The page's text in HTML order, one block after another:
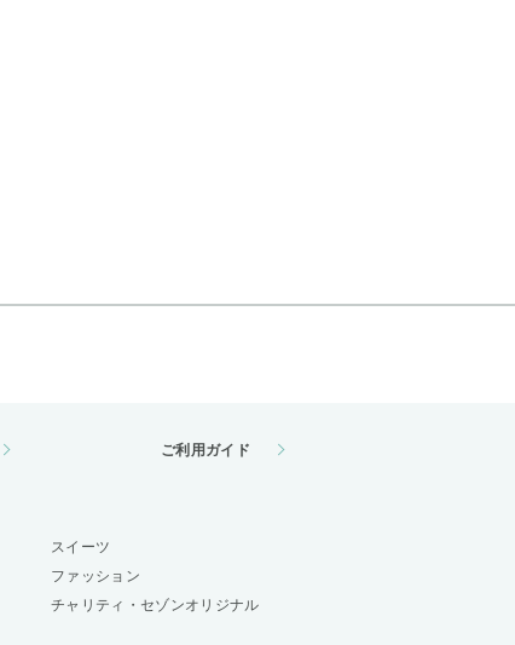
ご利用ガイド
スイーツ
ファッション
チャリティ・セゾンオリジナル